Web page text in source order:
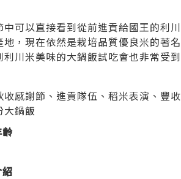
中可以直接看到從前進貢給國王的利
地，現在依然是栽培品質優良米的著
利川米美味的大鍋飯試吃會也非常受到
收感謝節、進貢隊伍、稻米表演、豐
大鍋飯